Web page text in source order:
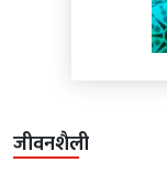
जीवनशैली